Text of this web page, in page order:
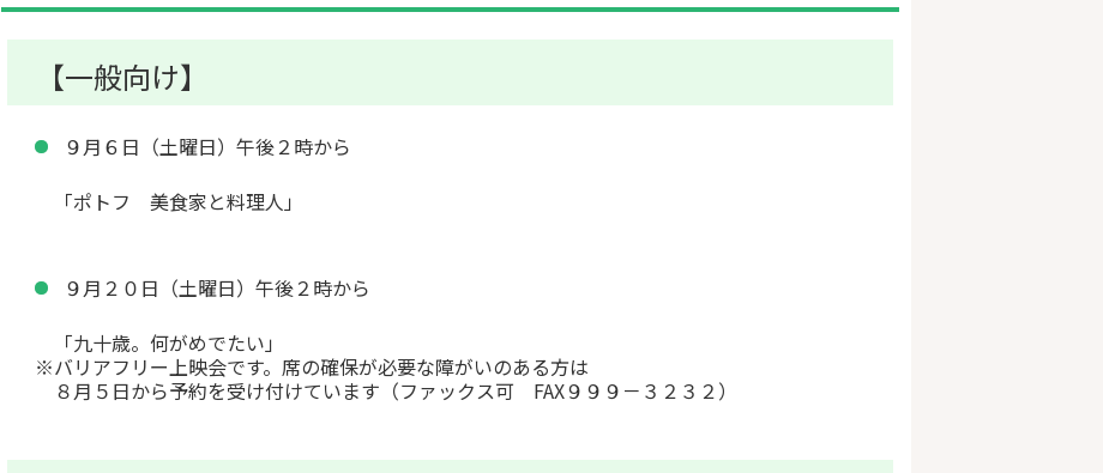
【一般向け】
９月６日（土曜日）午後２時から
「ポトフ 美食家と料理人」
９月２０日（土曜日）午後２時から
「九十歳。何がめでたい」
※バリアフリー上映会です。席の確保が必要な障がいのある方は
８月５日から予約を受け付けています（ファックス可 FAX９９９－３２３２）